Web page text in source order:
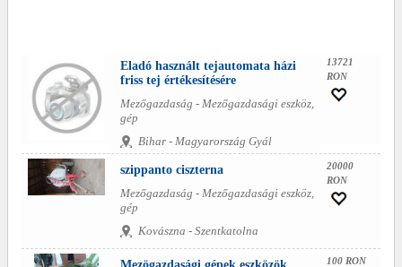
Eladó használt tejautomata házi
friss tej értékesítésére
Mezőgazdaság - Mezőgazdasági eszköz,
gép
Bihar - Magyarország Gyál
13721
RON
szippanto ciszterna
Mezőgazdaság - Mezőgazdasági eszköz,
gép
Kovászna - Szentkatolna
20000
RON
Mezögazdasági gépek eszközök 100 RON